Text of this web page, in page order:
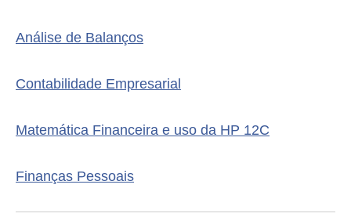
Análise de Balanços
Contabilidade Empresarial
Matemática Financeira e uso da HP 12C
Finanças Pessoais